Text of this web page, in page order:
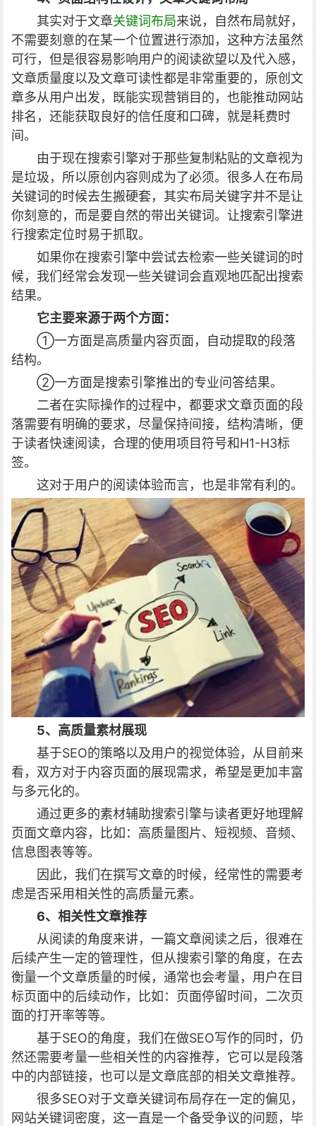
其实对于文章关键词布局来说，自然布局就好，
不需要刻意的在某一个位置进行添加，这种方法虽然
可行，但是很容易影响用户的阅读欲望以及代入感，
文章质量度以及文章可读性都是非常重要的，原创文
章多从用户出发，既能实现营销目的，也能推动网站
排名，还能获取良好的信任度和口碑，就是耗费时
间。
由于现在搜索引擎对于那些复制粘贴的文章视为
是垃圾，所以原创内容则成为了必须。很多人在布局
关键词的时候去生搬硬套，其实布局关键字并不是让
你刻意的，而是要自然的带出关键词。让搜索引擎进
行搜索定位时易于抓取。
如果你在搜索引擎中尝试去检索一些关键词的时
候，我们经常会发现一些关键词会直观地匹配出搜索
结果。
它主要来源于两个方面：
①一方面是高质量内容页面，自动提取的段落
结构。
②一方面是搜索引擎推出的专业问答结果。
二者在实际操作的过程中，都要求文章页面的段
落需要有明确的要求，尽量保持间接，结构清晰，便
于读者快速阅读，合理的使用项目符号和H1-H3标
签。
这对于用户的阅读体验而言，也是非常有利的。
5、高质量素材展现
基于SEO的策略以及用户的视觉体验，从目前来
看，双方对于内容页面的展现需求，希望是更加丰富
与多元化的。
通过更多的素材辅助搜索引擎与读者更好地理解
页面文章内容，比如：高质量图片、短视频、音频、
信息图表等等。
因此，我们在撰写文章的时候，经常性的需要考
虑是否采用相关性的高质量元素。
6、相关性文章推荐
从阅读的角度来讲，一篇文章阅读之后，很难在
后续产生一定的管理性，但从搜索引擎的角度，在去
衡量一个文章质量的时候，通常也会考量，用户在目
标页面中的后续动作，比如：页面停留时间，二次页
面的打开率等等。
基于SEO的角度，我们在做SEO写作的同时，仍
然还需要考量一些相关性的内容推荐，它可以是段落
中的内部链接，也可以是文章底部的相关文章推荐。
很多SEO对于文章关键词布局存在一定的偏见，
网站关键词密度，这一直是一个备受争议的问题，毕